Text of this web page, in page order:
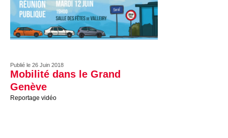
Publié le 26 Juin 2018
Mobilité dans le Grand
Genève
Reportage vidéo